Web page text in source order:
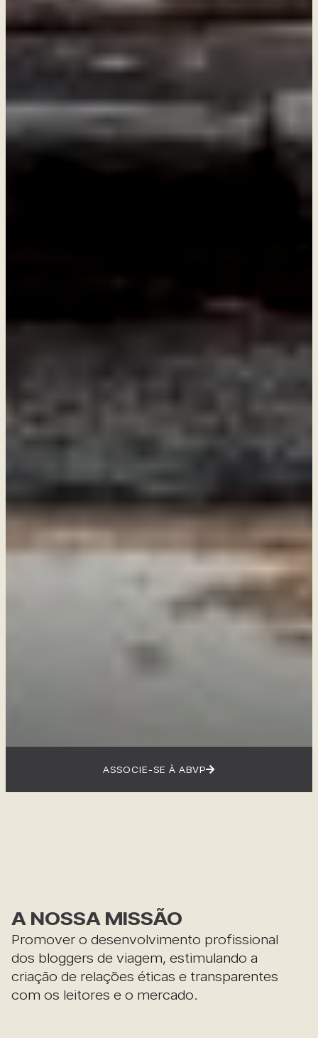
ASSOCIE-SE À ABVP
A NOSSA MISSÃO
Promover o desenvolvimento profissional
dos bloggers de viagem, estimulando a
criação de relações éticas e transparentes
com os leitores e o mercado.